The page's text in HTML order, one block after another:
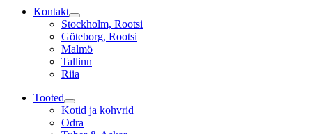
Kontakt
Stockholm, Rootsi
Göteborg, Rootsi
Malmö
Tallinn
Riia
Tooted
Kotid ja kohvrid
Odra